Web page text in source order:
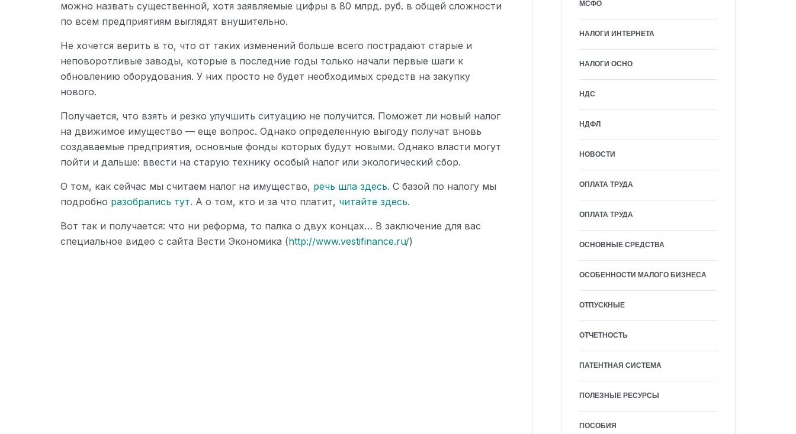
можно назвать существенной, хотя заявляемые цифры в 80 млрд. руб. в общей сложности
по всем предприятиям выглядят внушительно.
Не хочется верить в то, что от таких изменений больше всего пострадают старые и
неповоротливые заводы, которые в последние годы только начали первые шаги к
обновлению оборудования. У них просто не будет необходимых средств на закупку
нового.
Получается, что взять и резко улучшить ситуацию не получится. Поможет ли новый налог
на движимое имущество — еще вопрос. Однако определенную выгоду получат вновь
создаваемые предприятия, основные фонды которых будут новыми. Однако власти могут
пойти и дальше: ввести на старую технику особый налог или экологический сбор.
О том, как сейчас мы считаем налог на имущество, речь шла здесь. С базой по налогу мы
подробно разобрались тут. А о том, кто и за что платит, читайте здесь.
Вот так и получается: что ни реформа, то палка о двух концах… В заключение для вас
специальное видео с сайта Вести Экономика (http://www.vestifinance.ru/)
МСФО
НАЛОГИ ИНТЕРНЕТА
НАЛОГИ ОСНО
НДС
НДФЛ
НОВОСТИ
ОПЛАТА ТРУДА
ОПЛАТА ТРУДА
ОСНОВНЫЕ СРЕДСТВА
ОСОБЕННОСТИ МАЛОГО БИЗНЕСА
ОТПУСКНЫЕ
ОТЧЕТНОСТЬ
ПАТЕНТНАЯ СИСТЕМА
ПОЛЕЗНЫЕ РЕСУРСЫ
ПОСОБИЯ